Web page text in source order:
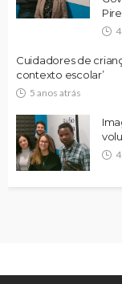
Cuidadores de
contexto escolar’
5 anos atrás